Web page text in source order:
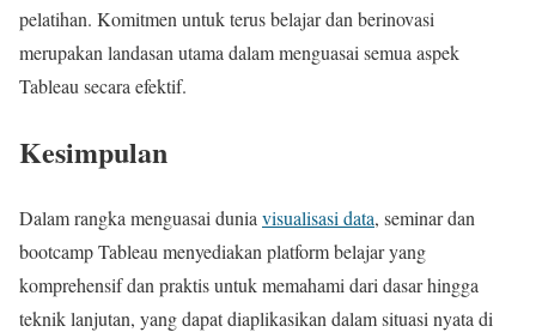
pelatihan. Komitmen untuk terus belajar dan berinovasi
merupakan landasan utama dalam menguasai semua aspek
Tableau secara efektif.
Kesimpulan
Dalam rangka menguasai dunia visualisasi data, seminar dan
bootcamp Tableau menyediakan platform belajar yang
komprehensif dan praktis untuk memahami dari dasar hingga
teknik lanjutan, yang dapat diaplikasikan dalam situasi nyata di